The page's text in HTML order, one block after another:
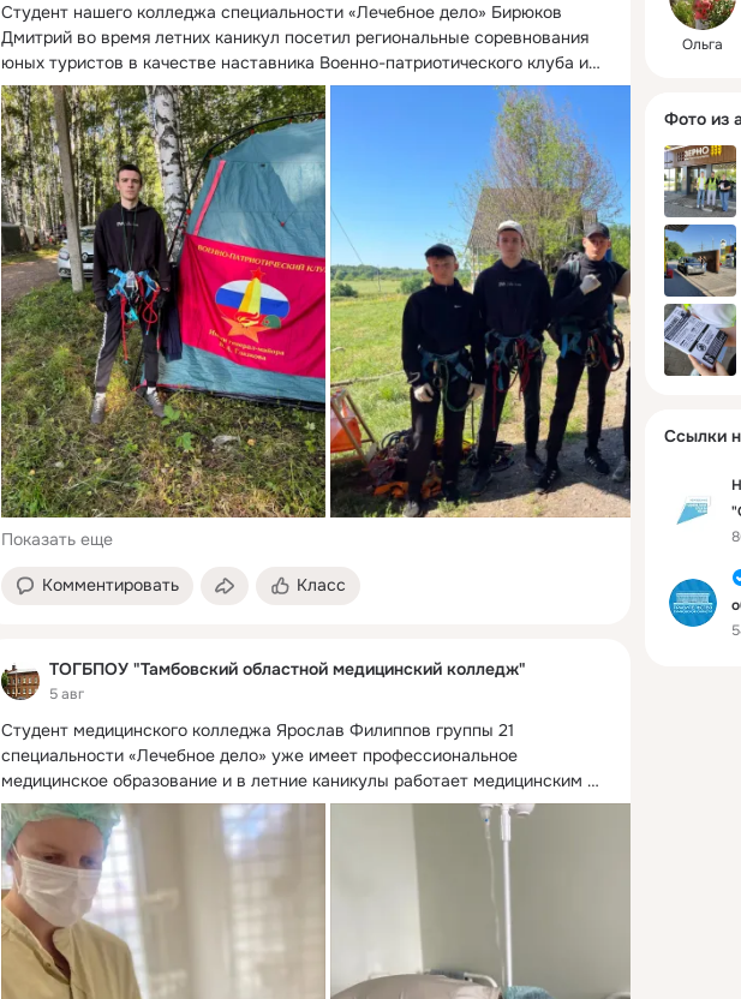
Студент нашего колледжа специальности «Лечебное дело» Бирюков
Дмитрий во время летних каникул посетил региональные соревнования
юных туристов в качестве наставника Военно-патриотического клуба им.
...
Показать еще
Комментировать Класс
ТОГБПОУ "Тамбовский областной медицинский колледж"
5 авг
Студент медицинского колледжа Ярослав Филиппов группы 21
специальности «Лечебное дело» уже имеет профессиональное
медицинское образование и в летние каникулы работает медицинским
братом в Тамбовской психиатрической клинической больнице в первом
психиатрическом отделении. ...
Ольга
Фото из
Ссылки